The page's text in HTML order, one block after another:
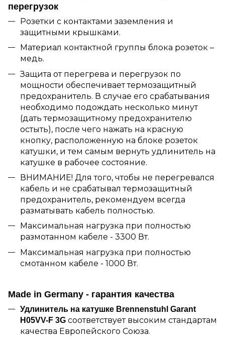
перегрузок
Розетки с контактами заземления и
защитными крышками.
Материал контактной группы блока розеток –
медь.
Защита от перегрева и перегрузок по
мощности обеспечивает термозащитный
предохранитель. В случае его срабатывания
необходимо подождать несколько минут
(дать термозащитному предохранителю
остыть), после чего нажать на красную
кнопку, расположенную на блоке розеток
катушки, и тем самым вернуть удлинитель на
катушке в рабочее состояние.
ВНИМАНИЕ! Для того, чтобы не перегревался
кабель и не срабатывал термозащитный
предохранитель, рекомендуем всегда
разматывать кабель полностью.
Максимальная нагрузка при полностью
размотанном кабеле - 3300 Вт.
Максимальная нагрузка при полностью
смотанном кабеле - 1000 Вт.
Made in Germany - гарантия качества
Удлинитель на катушке Brennenstuhl Garant
H05VV-F 3G соответствует высоким стандартам
качества Европейского Союза.